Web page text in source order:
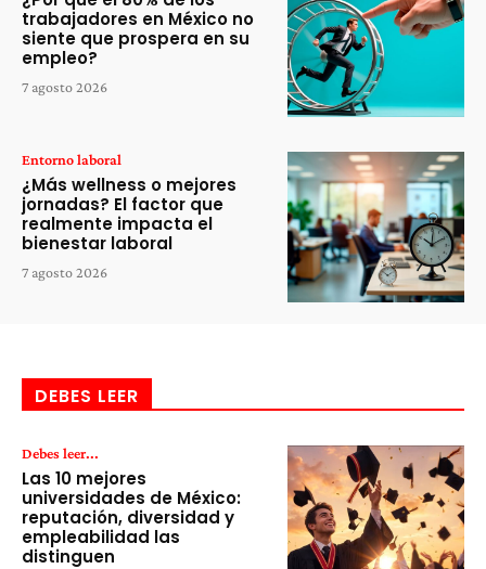
trabajadores en México no
siente que prospera en su
empleo?
7 agosto 2026
Entorno laboral
¿Más wellness o mejores
jornadas? El factor que
realmente impacta el
bienestar laboral
7 agosto 2026
DEBES LEER
Debes leer...
Las 10 mejores
universidades de México:
reputación, diversidad y
empleabilidad las
distinguen